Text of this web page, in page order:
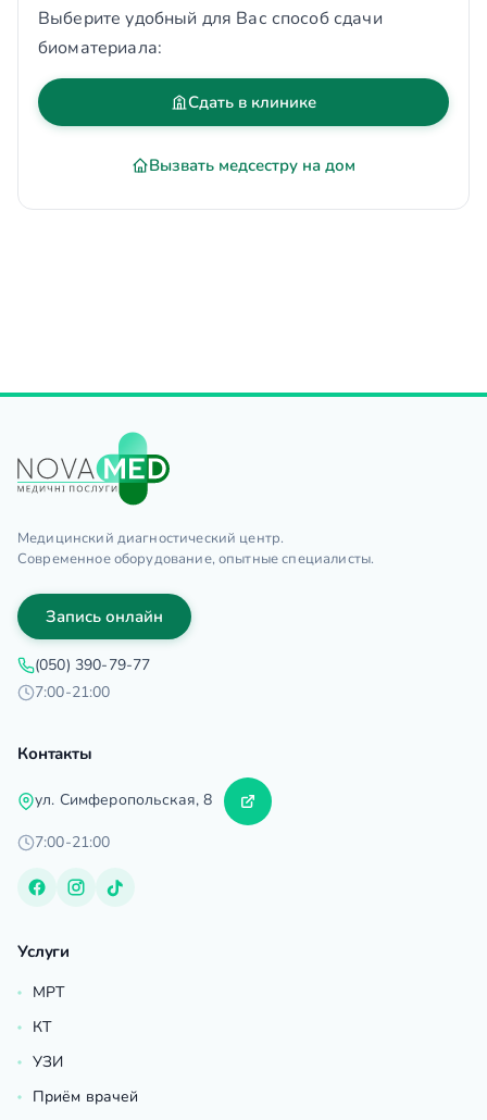
Выберите удобный для Вас способ сдачи
биоматериала:
Сдать в клинике
Вызвать медсестру на дом
Медицинский диагностический центр.
Современное оборудование, опытные специалисты.
Запись онлайн
(050) 390-79-77
7:00-21:00
Контакты
ул. Симферопольская, 8
7:00-21:00
Услуги
МРТ
КТ
УЗИ
Приём врачей